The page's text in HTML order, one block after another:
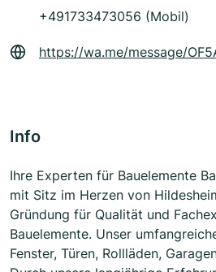
+491733473056 (Mobil)
https://wa.me/message/
Info
Ihre Experten für Bauelemente
mit Sitz im Herzen von
Gründung für Qualität und
Bauelemente. Unser
Fenster, Türen, Rollläden,